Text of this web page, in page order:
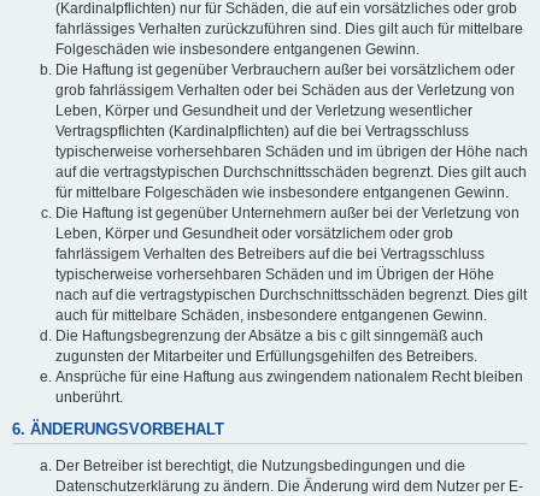
(Kardinalpflichten) nur für Schäden, die auf ein vorsätzliches oder grob
fahrlässiges Verhalten zurückzuführen sind. Dies gilt auch für mittelbare
Folgeschäden wie insbesondere entgangenen Gewinn.
Die Haftung ist gegenüber Verbrauchern außer bei vorsätzlichem oder
grob fahrlässigem Verhalten oder bei Schäden aus der Verletzung von
Leben, Körper und Gesundheit und der Verletzung wesentlicher
Vertragspflichten (Kardinalpflichten) auf die bei Vertragsschluss
typischerweise vorhersehbaren Schäden und im übrigen der Höhe nach
auf die vertragstypischen Durchschnittsschäden begrenzt. Dies gilt auch
für mittelbare Folgeschäden wie insbesondere entgangenen Gewinn.
Die Haftung ist gegenüber Unternehmern außer bei der Verletzung von
Leben, Körper und Gesundheit oder vorsätzlichem oder grob
fahrlässigem Verhalten des Betreibers auf die bei Vertragsschluss
typischerweise vorhersehbaren Schäden und im Übrigen der Höhe
nach auf die vertragstypischen Durchschnittsschäden begrenzt. Dies gilt
auch für mittelbare Schäden, insbesondere entgangenen Gewinn.
Die Haftungsbegrenzung der Absätze a bis c gilt sinngemäß auch
zugunsten der Mitarbeiter und Erfüllungsgehilfen des Betreibers.
Ansprüche für eine Haftung aus zwingendem nationalem Recht bleiben
unberührt.
6. ÄNDERUNGSVORBEHALT
Der Betreiber ist berechtigt, die Nutzungsbedingungen und die
Datenschutzerklärung zu ändern. Die Änderung wird dem Nutzer per E-